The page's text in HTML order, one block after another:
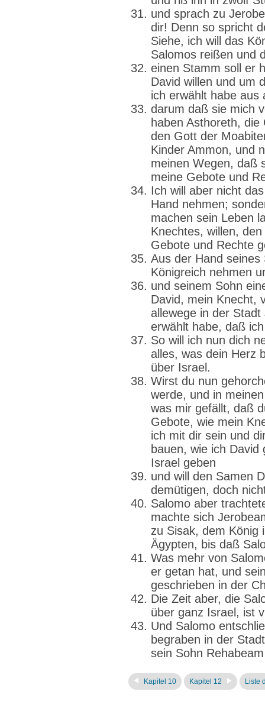
und sprach zu
dir! Denn so spricht
Siehe, ich will das
Salomos reißen und
einen Stamm soll er
David willen und um
ich erwählt habe aus
darum daß sie mich
haben Asthoreth,
den Gott der
Kinder Ammon, und
meinen Wegen, daß
meine Gebote und
Ich will aber nicht
Hand nehmen;
machen sein Leben
Knechtes, willen,
Gebote und Rechte
Aus der Hand seines
Königreich nehmen
und seinem Sohn
David, mein Knecht,
allewege in der
erwählt habe, daß
So will ich nun dich
alles, was dein Herz
über Israel.
Wirst du nun
werde, und in
was mir gefällt, daß
Gebote, wie mein
ich mit dir sein und
bauen, wie ich
Israel geben
und will den Samen
demütigen, doch
Salomo aber
machte sich
zu Sisak, dem König
Ägypten, bis daß
Was mehr von
er getan hat, und
geschrieben in der
Die Zeit aber, die
über ganz Israel, ist
Und Salomo
begraben in der
sein Sohn
Kapitel 10 Kapitel 12 Liste